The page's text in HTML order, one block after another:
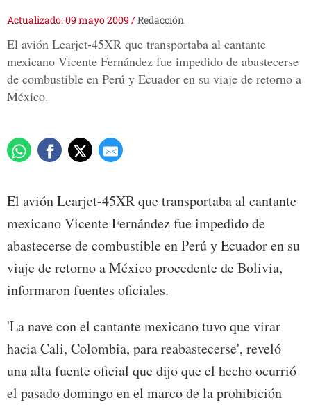
Actualizado: 09 mayo 2009 /Redacción
El avión Learjet-45XR que transportaba al cantante
mexicano Vicente Fernández fue impedido de abastecerse
de combustible en Perú y Ecuador en su viaje de retorno a
México.
El avión Learjet-45XR que transportaba al cantante
mexicano Vicente Fernández fue impedido de
abastecerse de combustible en Perú y Ecuador en su
viaje de retorno a México procedente de Bolivia,
informaron fuentes oficiales.
'La nave con el cantante mexicano tuvo que virar
hacia Cali, Colombia, para reabastecerse', reveló
una alta fuente oficial que dijo que el hecho ocurrió
el pasado domingo en el marco de la prohibición